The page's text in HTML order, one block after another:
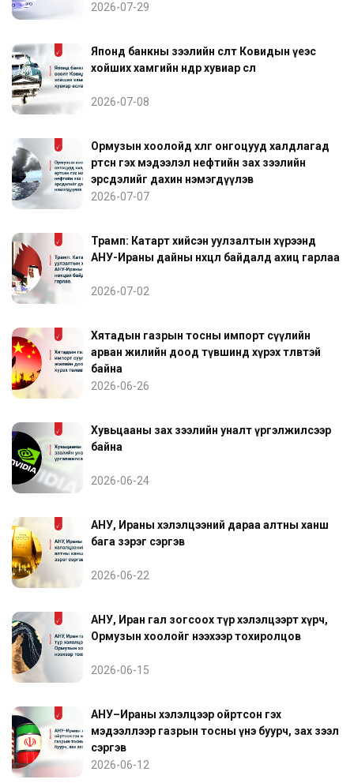
2026-07-29
Японд банкны зээлийн өсөлт Ковидын үеэс
хойших хамгийн өндөр хувиар өслөө
2026-07-08
Ормузын хоолойд хөлөг онгоцууд халдлагад
өртсөн гэх мэдээлэл нефтийн зах зээлийн
эрсдэлийг дахин нэмэгдүүлэв
2026-07-07
Трамп: Катарт хийсэн уулзалтын хүрээнд
АНУ-Ираны дайны нөхцөл байдалд ахиц гарлаа
2026-07-02
Хятадын газрын тосны импорт сүүлийн
арван жилийн доод түвшинд хүрэх төлөвтэй
байна
2026-06-26
Хувьцааны зах зээлийн уналт үргэлжилсээр
байна
2026-06-24
АНУ, Ираны хэлэлцээний дараа алтны ханш
бага зэрэг сэргэв
2026-06-22
АНУ, Иран гал зогсоох түр хэлэлцээрт хүрч,
Ормузын хоолойг нээхээр тохиролцов
2026-06-15
АНУ–Ираны хэлэлцээр ойртсон гэх
мэдээллээр газрын тосны үнэ буурч, зах зээл
сэргэв
2026-06-12